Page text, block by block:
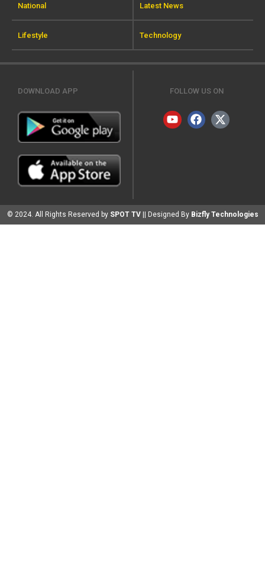
National Latest News
Lifestyle Technology
DOWNLOAD APP FOLLOW US ON
© 2024. All Rights Reserved by SPOT TV || Designed By Bizfly Technologies